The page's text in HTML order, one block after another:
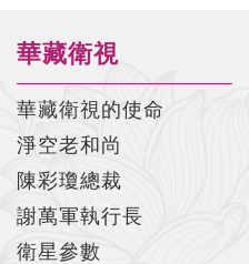
老師)
老師)
瓊老師)
瓊老師)
華藏衛視
華藏衛視的使命
淨空老和尚
陳彩瓊總裁
謝萬軍執行長
衛星參數